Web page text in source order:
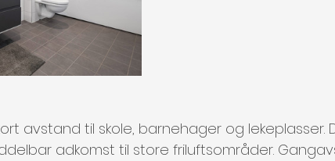
avstand til skole, barnehager og
adkomst til store friluftsområder.